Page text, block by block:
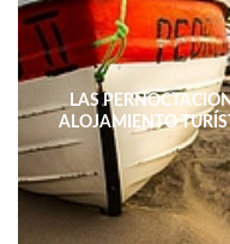
LAS
ALOJAMIENTO